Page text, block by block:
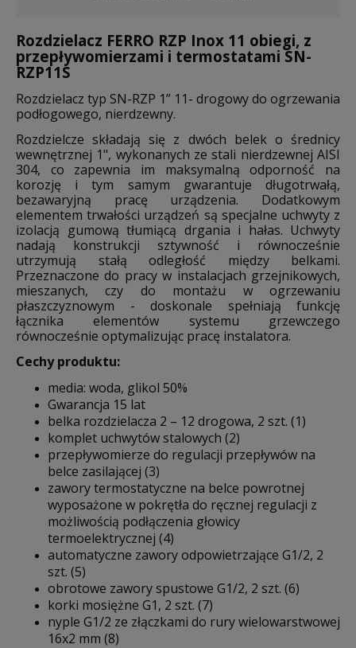
Rozdzielacz FERRO RZP Inox 11 obiegi, z
przepływomierzami i termostatami SN-
RZP11S
Rozdzielacz typ SN-RZP 1” 11- drogowy do ogrzewania
podłogowego, nierdzewny.
Rozdzielcze składają się z dwóch belek o średnicy
wewnętrznej 1", wykonanych ze stali nierdzewnej AISI
304, co zapewnia im maksymalną odporność na
korozję i tym samym gwarantuje długotrwałą,
bezawaryjną pracę urządzenia. Dodatkowym
elementem trwałości urządzeń są specjalne uchwyty z
izolacją gumową tłumiącą drgania i hałas. Uchwyty
nadają konstrukcji sztywność i równocześnie
utrzymują stałą odległość między belkami.
Przeznaczone do pracy w instalacjach grzejnikowych,
mieszanych, czy do montażu w ogrzewaniu
płaszczyznowym - doskonale spełniają funkcję
łącznika elementów systemu grzewczego
równocześnie optymalizując pracę instalatora.
Cechy produktu:
media: woda, glikol 50%
Gwarancja 15 lat
belka rozdzielacza 2 – 12 drogowa, 2 szt. (1)
komplet uchwytów stalowych (2)
przepływomierze do regulacji przepływów na
belce zasilającej (3)
zawory termostatyczne na belce powrotnej
wyposażone w pokrętła do ręcznej regulacji z
możliwością podłączenia głowicy
termoelektrycznej (4)
automatyczne zawory odpowietrzające G1/2, 2
szt. (5)
obrotowe zawory spustowe G1/2, 2 szt. (6)
korki mosiężne G1, 2 szt. (7)
nyple G1/2 ze złączkami do rury wielowarstwowej
16x2 mm (8)